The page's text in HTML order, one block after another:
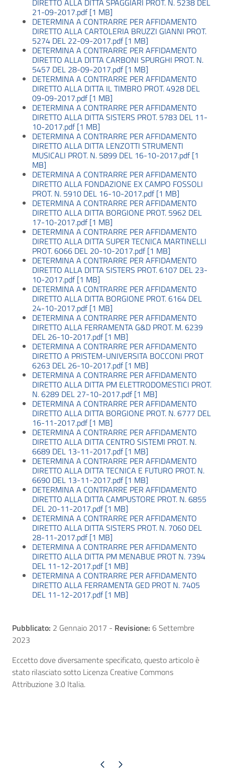
DIRETTO ALLA DITTA SPAGGIARI PROT. N. 5238 DEL
21-09-2017.pdf [1 MB]
DETERMINA A CONTRARRE PER AFFIDAMENTO
DIRETTO ALLA CARTOLERIA BRUZZI GIANNI PROT.
5274 DEL 22-09-2017.pdf [1 MB]
DETERMINA A CONTRARRE PER AFFIDAMENTO
DIRETTO ALLA DITTA CARBONI SPURGHI PROT. N.
5457 DEL 28-09-2017.pdf [1 MB]
DETERMINA A CONTRARRE PER AFFIDAMENTO
DIRETTO ALLA DITTA IL TIMBRO PROT. 4928 DEL
09-09-2017.pdf [1 MB]
DETERMINA A CONTRARRE PER AFFIDAMENTO
DIRETTO ALLA DITTA SISTERS PROT. 5783 DEL 11-
10-2017.pdf [1 MB]
DETERMINA A CONTRARRE PER AFFIDAMENTO
DIRETTO ALLA DITTA LENZOTTI STRUMENTI
MUSICALI PROT. N. 5899 DEL 16-10-2017.pdf [1
MB]
DETERMINA A CONTRARRE PER AFFIDAMENTO
DIRETTO ALLA FONDAZIONE EX CAMPO FOSSOLI
PROT. N. 5910 DEL 16-10-2017.pdf [1 MB]
DETERMINA A CONTRARRE PER AFFIDAMENTO
DIRETTO ALLA DITTA BORGIONE PROT. 5962 DEL
17-10-2017.pdf [1 MB]
DETERMINA A CONTRARRE PER AFFIDAMENTO
DIRETTO ALLA DITTA SUPER TECNICA MARTINELLI
PROT. 6066 DEL 20-10-2017.pdf [1 MB]
DETERMINA A CONTRARRE PER AFFIDAMENTO
DIRETTO ALLA DITTA SISTERS PROT. 6107 DEL 23-
10-2017.pdf [1 MB]
DETERMINA A CONTRARRE PER AFFIDAMENTO
DIRETTO ALLA DITTA BORGIONE PROT. 6164 DEL
24-10-2017.pdf [1 MB]
DETERMINA A CONTRARRE PER AFFIDAMENTO
DIRETTO ALLA FERRAMENTA G&D PROT. M. 6239
DEL 26-10-2017.pdf [1 MB]
DETERMINA A CONTRARRE PER AFFIDAMENTO
DIRETTO A PRISTEM-UNIVERSITA BOCCONI PROT
6263 DEL 26-10-2017.pdf [1 MB]
DETERMINA A CONTRARRE PER AFFIDAMENTO
DIRETTO ALLA DITTA PM ELETTRODOMESTICI PROT.
N. 6289 DEL 27-10-2017.pdf [1 MB]
DETERMINA A CONTRARRE PER AFFIDAMENTO
DIRETTO ALLA DITTA BORGIONE PROT. N. 6777 DEL
16-11-2017.pdf [1 MB]
DETERMINA A CONTRARRE PER AFFIDAMENTO
DIRETTO ALLA DITTA CENTRO SISTEMI PROT. N.
6689 DEL 13-11-2017.pdf [1 MB]
DETERMINA A CONTRARRE PER AFFIDAMENTO
DIRETTO ALLA DITTA TECNICA E FUTURO PROT. N.
6690 DEL 13-11-2017.pdf [1 MB]
DETERMINA A CONTRARRE PER AFFIDAMENTO
DIRETTO ALLA DITTA CAMPUSTORE PROT. N. 6855
DEL 20-11-2017.pdf [1 MB]
DETERMINA A CONTRARRE PER AFFIDAMENTO
DIRETTO ALLA DITTA SISTERS PROT. N. 7060 DEL
28-11-2017.pdf [1 MB]
DETERMINA A CONTRARRE PER AFFIDAMENTO
DIRETTO ALLA DITTA PM MENABUE PROT N. 7394
DEL 11-12-2017.pdf [1 MB]
DETERMINA A CONTRARRE PER AFFIDAMENTO
DIRETTO ALLA FERRAMENTA GED PROT N. 7405
DEL 11-12-2017.pdf [1 MB]
Pubblicato: 2 Gennaio 2017 - Revisione: 6 Settembre
2023
Eccetto dove diversamente specificato, questo articolo è
stato rilasciato sotto Licenza Creative Commons
Attribuzione 3.0 Italia.
Pagina precedente
Pagina successiva